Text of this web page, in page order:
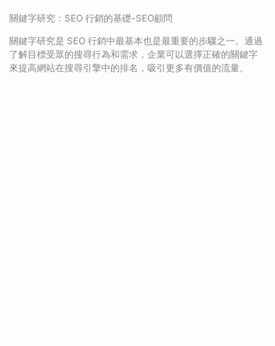
關鍵字研究：SEO 行銷的基礎-SEO顧問
關鍵字研究是 SEO 行銷中最基本也是最重要的步驟之一。通過
了解目標受眾的搜尋行為和需求，企業可以選擇正確的關鍵字
來提高網站在搜尋引擎中的排名，吸引更多有價值的流量。